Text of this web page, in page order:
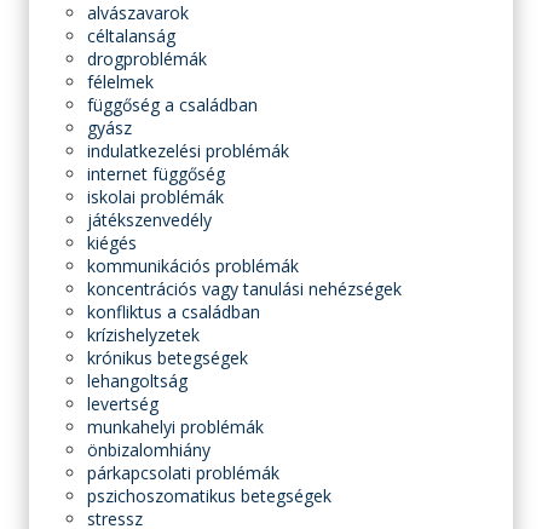
alvászavarok
céltalanság
drogproblémák
félelmek
függőség a családban
gyász
indulatkezelési problémák
internet függőség
iskolai problémák
játékszenvedély
kiégés
kommunikációs problémák
koncentrációs vagy tanulási nehézségek
konfliktus a családban
krízishelyzetek
krónikus betegségek
lehangoltság
levertség
munkahelyi problémák
önbizalomhiány
párkapcsolati problémák
pszichoszomatikus betegségek
stressz